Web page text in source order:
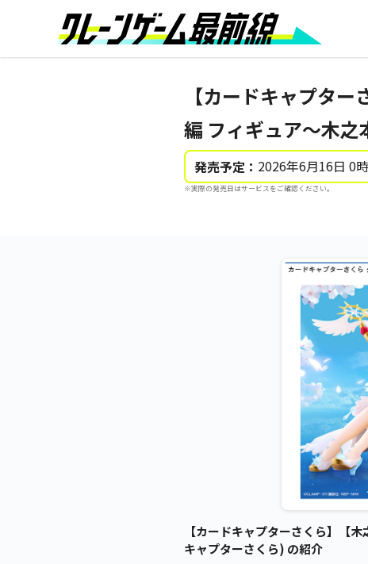
【カードキャプタ
編 フィギュア～木之
発売予定： 2026年6月16日 0時
※実際の発売日はサービスをご確認ください。
【カードキャプターさくら】【
キャプターさくら) の紹介